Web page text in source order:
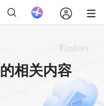
相关内容